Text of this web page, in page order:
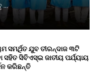
...
ସମର୍ଥିତ ଯୁବ ତୀରନ୍ଦାଜ ୩ଟି
ସହିତ ସିବିଏସ୍ଇ ଜାତୀୟ ପର୍ଯ୍ୟାୟ
କରିଛନ୍ତି